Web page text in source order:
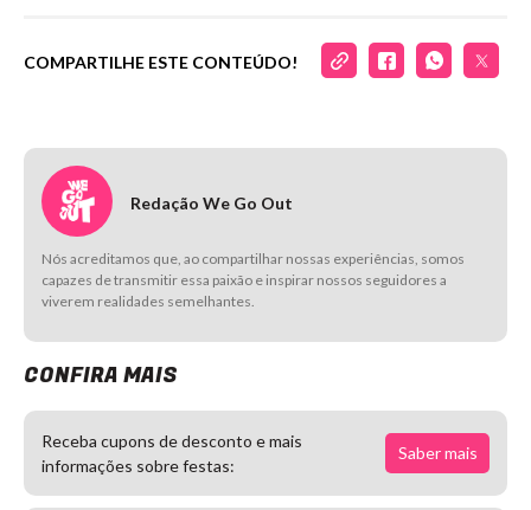
COMPARTILHE ESTE CONTEÚDO!
Redação We Go Out
Nós acreditamos que, ao compartilhar nossas experiências, somos
capazes de transmitir essa paixão e inspirar nossos seguidores a
viverem realidades semelhantes.
CONFIRA MAIS
Receba cupons de desconto e mais
informações sobre festas:
Saber mais